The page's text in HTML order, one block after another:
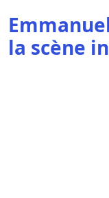
la scène